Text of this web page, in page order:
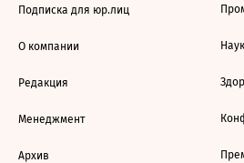
Подписка для юр.лиц
О компании
Редакция
Менеджмент
Архив